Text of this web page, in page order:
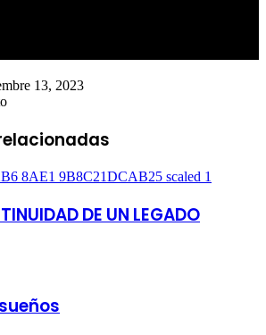
13, 2023
DE UN LEGADO